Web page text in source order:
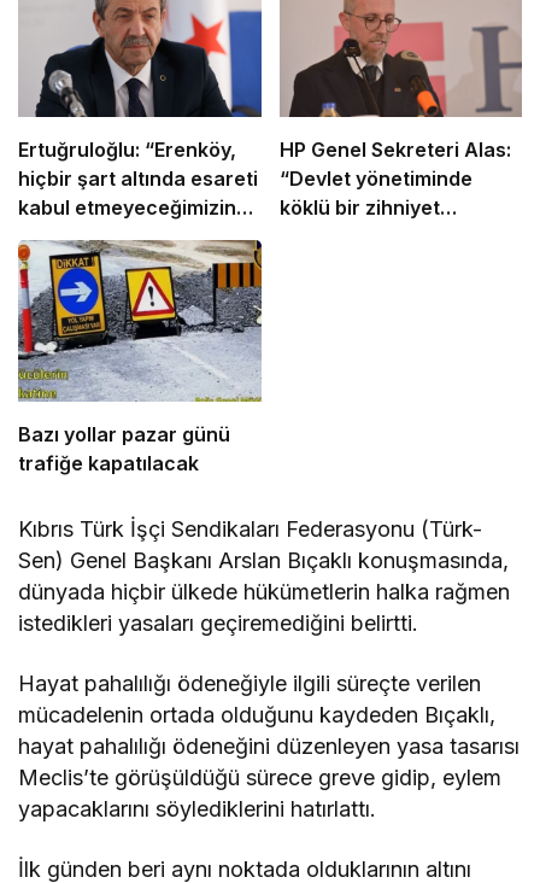
Ertuğruloğlu: “Erenköy,
hiçbir şart altında esareti
kabul etmeyeceğimizin
en açık kanıtıdır”
HP Genel Sekreteri Alas:
“Devlet yönetiminde
köklü bir zihniyet
Bazı yollar pazar günü
trafiğe kapatılacak
Kıbrıs Türk İşçi Sendikaları Federasyonu (Türk-
Sen) Genel Başkanı Arslan Bıçaklı konuşmasında,
dünyada hiçbir ülkede hükümetlerin halka rağmen
istedikleri yasaları geçiremediğini belirtti.
Hayat pahalılığı ödeneğiyle ilgili süreçte verilen
mücadelenin ortada olduğunu kaydeden Bıçaklı,
hayat pahalılığı ödeneğini düzenleyen yasa tasarısı
Meclis’te görüşüldüğü sürece greve gidip, eylem
yapacaklarını söylediklerini hatırlattı.
İlk günden beri aynı noktada olduklarının altını